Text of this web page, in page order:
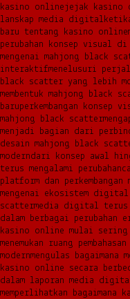
kasino onlinejejak kasino
lanskap media digital
baru tentang kasino online
perubahan konsep visual
mengenai mahjong black
interaktifmenelusuri
black scatter yang lebih
membentuk mahjong black
baruperkembangan konsep
mahjong black scatter
menjadi bagian dari
desain mahjong black
moderndari konsep awal
terus mengalami perubahan
platform dan
mengenai ekosistem
scattermedia digital terus
dalam berbagai perubahan
kasino online mulai sering
menemukan ruang
modernmengulas bagaimana
kasino online secara
dalam laporan media
memperlihatkan bagaimana